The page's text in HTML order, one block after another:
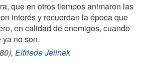
que en otros tiempos animaron las
interés y recuerdan la época que
en calidad de enemigos, cuando
no son.
Elfriede Jelinek